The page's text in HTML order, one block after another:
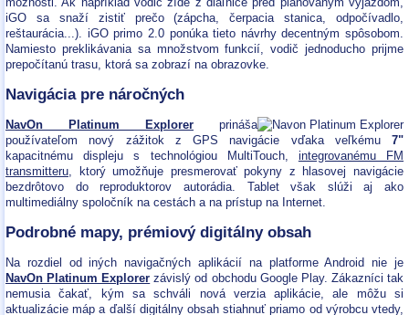
iGO sa snaží zistiť prečo (zápcha, čerpacia stanica, odpočívadlo,
reštaurácia...). iGO primo 2.0 ponúka tieto návrhy decentným spôsobom.
Namiesto preklikávania sa množstvom funkcií, vodič jednoducho prijme
prepočítanú trasu, ktorá sa zobrazí na obrazovke.
Navigácia pre náročných
NavOn Platinum Explorer prináša
používateľom nový zážitok z GPS navigácie vďaka veľkému 7"
kapacitnému displeju s technológiou MultiTouch, integrovanému FM
transmitteru, ktorý umožňuje presmerovať pokyny z hlasovej navigácie
bezdrôtovo do reproduktorov autorádia. Tablet však slúži aj ako
multimediálny spoločník na cestách a na prístup na Internet.
Podrobné mapy, prémiový digitálny obsah
Na rozdiel od iných navigačných aplikácií na platforme Android nie je
NavOn Platinum Explorer závislý od obchodu Google Play. Zákazníci tak
nemusia čakať, kým sa schváli nová verzia aplikácie, ale môžu si
aktualizácie máp a ďalší digitálny obsah stiahnuť priamo od výrobcu vtedy,